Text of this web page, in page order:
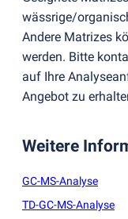
wässrige/
Andere Matrizes
werden. Bitte
auf Ihre
Angebot zu
Weitere
GC-MS-Analyse
TD-GC-MS-Analyse